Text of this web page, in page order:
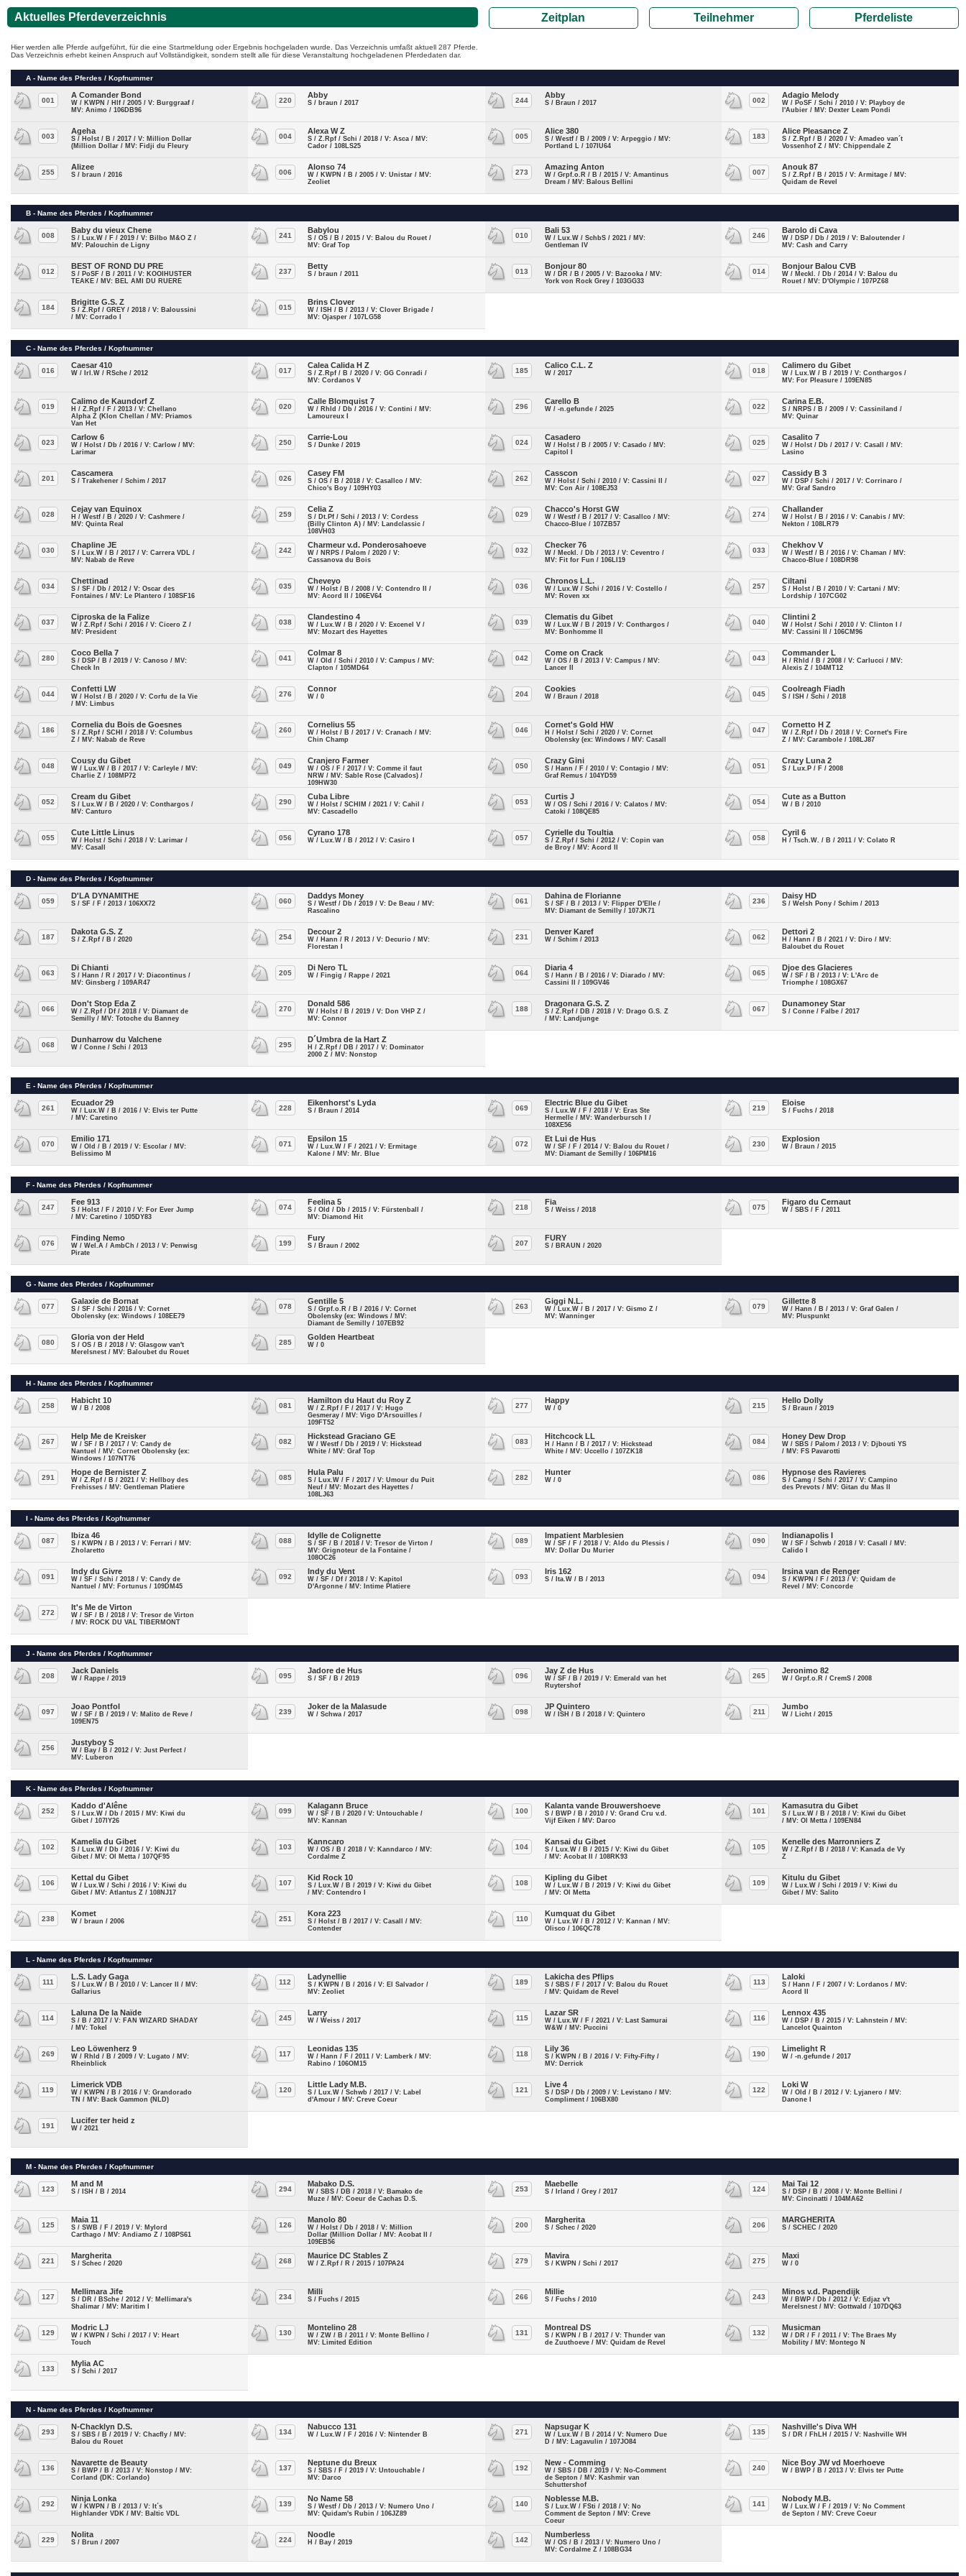
Aktuelles Pferdeverzeichnis Zeitplan Teilnehmer Pferdeliste
Hier werden alle Pferde aufgeführt, für die eine Startmeldung oder Ergebnis hochgeladen wurde. Das Verzeichnis umfaßt aktuell 287 Pferde.
Das Verzeichnis erhebt keinen Anspruch auf Vollständigkeit, sondern stellt alle für diese Veranstaltung hochgeladenen Pferdedaten dar.
A - Name des Pferdes / Kopfnummer
001
A Comander Bond
W / KWPN / Hlf / 2005 / V: Burggraaf /
MV: Animo / 106DB96
220
Abby
S / braun / 2017 244
Abby
S / Braun / 2017 002
Adagio Melody
W / PoSF / Schi / 2010 / V: Playboy de
l'Aubier / MV: Dexter Leam Pondi
003
Ageha
S / Holst / B / 2017 / V: Million Dollar
(Million Dollar / MV: Fidji du Fleury
004
Alexa W Z
S / Z.Rpf / Schi / 2018 / V: Asca / MV:
Cador / 108LS25
005
Alice 380
S / Westf / B / 2009 / V: Arpeggio / MV:
Portland L / 107IU64
183
Alice Pleasance Z
S / Z.Rpf / B / 2020 / V: Amadeo van´t
Vossenhof Z / MV: Chippendale Z
255
Alizee
S / braun / 2016 006
Alonso 74
W / KWPN / B / 2005 / V: Unistar / MV:
Zeoliet
273
Amazing Anton
W / Grpf.o.R / B / 2015 / V: Amantinus
Dream / MV: Balous Bellini
007
Anouk 87
S / Z.Rpf / B / 2015 / V: Armitage / MV:
Quidam de Revel
B - Name des Pferdes / Kopfnummer
008
Baby du vieux Chene
S / Lux.W / F / 2019 / V: Bilbo M&O Z /
MV: Palouchin de Ligny
241
Babylou
S / OS / B / 2015 / V: Balou du Rouet /
MV: Graf Top
010
Bali 53
W / Lux.W / SchbS / 2021 / MV:
Gentleman IV
246
Barolo di Cava
W / DSP / Db / 2019 / V: Baloutender /
MV: Cash and Carry
012
BEST OF ROND DU PRE
S / PoSF / B / 2011 / V: KOOIHUSTER
TEAKE / MV: BEL AMI DU RUERE
237
Betty
S / braun / 2011 013
Bonjour 80
W / DR / B / 2005 / V: Bazooka / MV:
York von Rock Grey / 103GG33
014
Bonjour Balou CVB
W / Meckl. / Db / 2014 / V: Balou du
Rouet / MV: D'Olympic / 107PZ68
184
Brigitte G.S. Z
S / Z.Rpf / GREY / 2018 / V: Baloussini
/ MV: Corrado I
015
Brins Clover
W / ISH / B / 2013 / V: Clover Brigade /
MV: Ojasper / 107LG58
C - Name des Pferdes / Kopfnummer
016
Caesar 410
W / Irl.W / RSche / 2012 017
Calea Calida H Z
S / Z.Rpf / B / 2020 / V: GG Conradi /
MV: Cordanos V
185
Calico C.L. Z
W / 2017 018
Calimero du Gibet
W / Lux.W / B / 2019 / V: Conthargos /
MV: For Pleasure / 109EN85
019
Calimo de Kaundorf Z
H / Z.Rpf / F / 2013 / V: Chellano
Alpha Z (Klon Chellan / MV: Priamos
Van Het
020
Calle Blomquist 7
W / Rhld / Db / 2016 / V: Contini / MV:
Lamoureux I
296
Carello B
W / -n.gefunde / 2025 022
Carina E.B.
S / NRPS / B / 2009 / V: Cassiniland /
MV: Quinar
023
Carlow 6
W / Holst / Db / 2016 / V: Carlow / MV:
Larimar
250
Carrie-Lou
S / Dunke / 2019 024
Casadero
W / Holst / B / 2005 / V: Casado / MV:
Capitol I
025
Casalito 7
W / Holst / Db / 2017 / V: Casall / MV:
Lasino
201
Cascamera
S / Trakehener / Schim / 2017 026
Casey FM
S / OS / B / 2018 / V: Casallco / MV:
Chico's Boy / 109HY03
262
Casscon
W / Holst / Schi / 2010 / V: Cassini II /
MV: Con Air / 108EJ53
027
Cassidy B 3
W / DSP / Schi / 2017 / V: Corrinaro /
MV: Graf Sandro
028
Cejay van Equinox
H / Westf / B / 2020 / V: Cashmere /
MV: Quinta Real
259
Celia Z
S / Dt.Pf / Schi / 2013 / V: Cordess
(Billy Clinton A) / MV: Landclassic /
108VH03
029
Chacco's Horst GW
W / Westf / B / 2017 / V: Casallco / MV:
Chacco-Blue / 107ZB57
274
Challander
W / Holst / B / 2016 / V: Canabis / MV:
Nekton / 108LR79
030
Chapline JE
S / Lux.W / B / 2017 / V: Carrera VDL /
MV: Nabab de Reve
242
Charmeur v.d. Ponderosahoeve
W / NRPS / Palom / 2020 / V:
Cassanova du Bois
032
Checker 76
W / Meckl. / Db / 2013 / V: Ceventro /
MV: Fit for Fun / 106LI19
033
Chekhov V
W / Westf / B / 2016 / V: Chaman / MV:
Chacco-Blue / 108DR98
034
Chettinad
S / SF / Db / 2012 / V: Oscar des
Fontaines / MV: Le Plantero / 108SF16
035
Cheveyo
W / Holst / B / 2008 / V: Contendro II /
MV: Acord II / 106EV64
036
Chronos L.L.
W / Lux.W / Schi / 2016 / V: Costello /
MV: Roven xx
257
Ciltani
S / Holst / B / 2010 / V: Cartani / MV:
Lordship / 107CG02
037
Ciproska de la Falize
W / Z.Rpf / Schi / 2016 / V: Cicero Z /
MV: President
038
Clandestino 4
W / Lux.W / B / 2020 / V: Excenel V /
MV: Mozart des Hayettes
039
Clematis du Gibet
W / Lux.W / B / 2019 / V: Conthargos /
MV: Bonhomme II
040
Clintini 2
W / Holst / Schi / 2010 / V: Clinton I /
MV: Cassini II / 106CM96
280
Coco Bella 7
S / DSP / B / 2019 / V: Canoso / MV:
Check In
041
Colmar 8
W / Old / Schi / 2010 / V: Campus / MV:
Clapton / 105MD64
042
Come on Crack
W / OS / B / 2013 / V: Campus / MV:
Lancer II
043
Commander L
H / Rhld / B / 2008 / V: Carlucci / MV:
Alexis Z / 104MT12
044
Confetti LW
W / Holst / B / 2020 / V: Corfu de la Vie
/ MV: Limbus
276
Connor
W / 0 204
Cookies
W / Braun / 2018 045
Coolreagh Fiadh
S / ISH / Schi / 2018
186
Cornelia du Bois de Goesnes
S / Z.Rpf / SCHI / 2018 / V: Columbus
Z / MV: Nabab de Reve
260
Cornelius 55
W / Holst / B / 2017 / V: Cranach / MV:
Chin Champ
046
Cornet's Gold HW
H / Holst / Schi / 2020 / V: Cornet
Obolensky (ex: Windows / MV: Casall
047
Cornetto H Z
W / Z.Rpf / Db / 2018 / V: Cornet's Fire
Z / MV: Carambole / 108LJ87
048
Cousy du Gibet
W / Lux.W / B / 2017 / V: Carleyle / MV:
Charlie Z / 108MP72
049
Cranjero Farmer
W / OS / F / 2017 / V: Comme il faut
NRW / MV: Sable Rose (Calvados) /
109HW30
050
Crazy Gini
S / Hann / F / 2010 / V: Contagio / MV:
Graf Remus / 104YD59
051
Crazy Luna 2
S / Lux.P / F / 2008
052
Cream du Gibet
S / Lux.W / B / 2020 / V: Conthargos /
MV: Canturo
290
Cuba Libre
W / Holst / SCHIM / 2021 / V: Cahil /
MV: Cascadello
053
Curtis J
W / OS / Schi / 2016 / V: Calatos / MV:
Catoki / 108QE85
054
Cute as a Button
W / B / 2010
055
Cute Little Linus
W / Holst / Schi / 2018 / V: Larimar /
MV: Casall
056
Cyrano 178
W / Lux.W / B / 2012 / V: Casiro I 057
Cyrielle du Toultia
S / Z.Rpf / Schi / 2012 / V: Copin van
de Broy / MV: Acord II
058
Cyril 6
H / Tsch.W. / B / 2011 / V: Colato R
D - Name des Pferdes / Kopfnummer
059
D'LA DYNAMITHE
S / SF / F / 2013 / 106XX72 060
Daddys Money
S / Westf / Db / 2019 / V: De Beau / MV:
Rascalino
061
Dahina de Florianne
S / SF / B / 2013 / V: Flipper D'Elle /
MV: Diamant de Semilly / 107JK71
236
Daisy HD
S / Welsh Pony / Schim / 2013
187
Dakota G.S. Z
S / Z.Rpf / B / 2020 254
Decour 2
W / Hann / R / 2013 / V: Decurio / MV:
Florestan I
231
Denver Karef
W / Schim / 2013 062
Dettori 2
H / Hann / B / 2021 / V: Diro / MV:
Baloubet du Rouet
063
Di Chianti
S / Hann / R / 2017 / V: Diacontinus /
MV: Ginsberg / 109AR47
205
Di Nero TL
W / Fingig / Rappe / 2021 064
Diaria 4
S / Hann / B / 2016 / V: Diarado / MV:
Cassini II / 109GV46
065
Djoe des Glacieres
W / SF / B / 2013 / V: L'Arc de
Triomphe / 108GX67
066
Don't Stop Eda Z
W / Z.Rpf / Df / 2018 / V: Diamant de
Semilly / MV: Totoche du Banney
270
Donald 586
W / Holst / B / 2019 / V: Don VHP Z /
MV: Connor
188
Dragonara G.S. Z
S / Z.Rpf / DB / 2018 / V: Drago G.S. Z
/ MV: Landjunge
067
Dunamoney Star
S / Conne / Falbe / 2017
068
Dunharrow du Valchene
W / Conne / Schi / 2013 295
D´Umbra de la Hart Z
H / Z.Rpf / DB / 2017 / V: Dominator
2000 Z / MV: Nonstop
E - Name des Pferdes / Kopfnummer
261
Ecuador 29
W / Lux.W / B / 2016 / V: Elvis ter Putte
/ MV: Caretino
228
Eikenhorst's Lyda
S / Braun / 2014 069
Electric Blue du Gibet
S / Lux.W / F / 2018 / V: Eras Ste
Hermelle / MV: Wanderbursch I /
108XE56
219
Eloise
S / Fuchs / 2018
070
Emilio 171
W / Old / B / 2019 / V: Escolar / MV:
Belissimo M
071
Epsilon 15
W / Lux.W / F / 2021 / V: Ermitage
Kalone / MV: Mr. Blue
072
Et Lui de Hus
W / SF / F / 2014 / V: Balou du Rouet /
MV: Diamant de Semilly / 106PM16
230
Explosion
W / Braun / 2015
F - Name des Pferdes / Kopfnummer
247
Fee 913
S / Holst / F / 2010 / V: For Ever Jump
/ MV: Caretino / 105DY83
074
Feelina 5
S / Old / Db / 2015 / V: Fürstenball /
MV: Diamond Hit
218
Fia
S / Weiss / 2018 075
Figaro du Cernaut
W / SBS / F / 2011
076
Finding Nemo
W / Wel.A / AmbCh / 2013 / V: Penwisg
Pirate
199
Fury
S / Braun / 2002 207
FURY
S / BRAUN / 2020
G - Name des Pferdes / Kopfnummer
077
Galaxie de Bornat
S / SF / Schi / 2016 / V: Cornet
Obolensky (ex: Windows / 108EE79
078
Gentille 5
S / Grpf.o.R / B / 2016 / V: Cornet
Obolensky (ex: Windows / MV:
Diamant de Semilly / 107EB92
263
Giggi N.L.
W / Lux.W / B / 2017 / V: Gismo Z /
MV: Wanninger
079
Gillette 8
W / Hann / B / 2013 / V: Graf Galen /
MV: Pluspunkt
080
Gloria von der Held
S / OS / B / 2018 / V: Glasgow van't
Merelsnest / MV: Baloubet du Rouet
285
Golden Heartbeat
W / 0
H - Name des Pferdes / Kopfnummer
258
Habicht 10
W / B / 2008 081
Hamilton du Haut du Roy Z
W / Z.Rpf / F / 2017 / V: Hugo
Gesmeray / MV: Vigo D'Arsouilles /
109FT52
277
Happy
W / 0 215
Hello Dolly
S / Braun / 2019
267
Help Me de Kreisker
W / SF / B / 2017 / V: Candy de
Nantuel / MV: Cornet Obolensky (ex:
Windows / 107NT76
082
Hickstead Graciano GE
W / Westf / Db / 2019 / V: Hickstead
White / MV: Graf Top
083
Hitchcock LL
H / Hann / B / 2017 / V: Hickstead
White / MV: Uccello / 107ZK18
084
Honey Dew Drop
W / SBS / Palom / 2013 / V: Djbouti YS
/ MV: FS Pavarotti
291
Hope de Bernister Z
W / Z.Rpf / B / 2021 / V: Hellboy des
Frehisses / MV: Gentleman Platiere
085
Hula Palu
S / Lux.W / F / 2017 / V: Umour du Puit
Neuf / MV: Mozart des Hayettes /
108LJ63
282
Hunter
W / 0 086
Hypnose des Ravieres
S / Camg / Schi / 2017 / V: Campino
des Prevots / MV: Gitan du Mas II
I - Name des Pferdes / Kopfnummer
087
Ibiza 46
S / KWPN / B / 2013 / V: Ferrari / MV:
Zholaretto
088
Idylle de Colignette
S / SF / B / 2018 / V: Tresor de Virton /
MV: Grignoteur de la Fontaine /
108OC26
089
Impatient Marblesien
W / SF / F / 2018 / V: Aldo du Plessis /
MV: Dollar Du Murier
090
Indianapolis I
W / SF / Schwb / 2018 / V: Casall / MV:
Calido I
091
Indy du Givre
W / SF / Schi / 2018 / V: Candy de
Nantuel / MV: Fortunus / 109DM45
092
Indy du Vent
W / SF / Df / 2018 / V: Kapitol
D'Argonne / MV: Intime Platiere
093
Iris 162
S / Ita.W / B / 2013 094
Irsina van de Renger
S / KWPN / F / 2013 / V: Quidam de
Revel / MV: Concorde
272
It's Me de Virton
W / SF / B / 2018 / V: Tresor de Virton
/ MV: ROCK DU VAL TIBERMONT
J - Name des Pferdes / Kopfnummer
208
Jack Daniels
W / Rappe / 2019 095
Jadore de Hus
S / SF / B / 2019 096
Jay Z de Hus
W / SF / B / 2019 / V: Emerald van het
Ruytershof
265
Jeronimo 82
W / Grpf.o.R / CremS / 2008
097
Joao Pontfol
W / SF / B / 2019 / V: Malito de Reve /
109EN75
239
Joker de la Malasude
W / Schwa / 2017 098
JP Quintero
W / ISH / B / 2018 / V: Quintero 211
Jumbo
W / Licht / 2015
256
Justyboy S
W / Bay / B / 2012 / V: Just Perfect /
MV: Luberon
K - Name des Pferdes / Kopfnummer
252
Kaddo d'Alêne
S / Lux.W / Db / 2015 / MV: Kiwi du
Gibet / 107IY26
099
Kalagann Bruce
W / SF / B / 2020 / V: Untouchable /
MV: Kannan
100
Kalanta vande Brouwershoeve
S / BWP / B / 2010 / V: Grand Cru v.d.
Vijf Eiken / MV: Darco
101
Kamasutra du Gibet
S / Lux.W / B / 2018 / V: Kiwi du Gibet
/ MV: Ol Metta / 109EN84
102
Kamelia du Gibet
S / Lux.W / Db / 2016 / V: Kiwi du
Gibet / MV: Ol Metta / 107QF95
103
Kanncaro
W / OS / B / 2018 / V: Kanndarco / MV:
Cordalme Z
104
Kansai du Gibet
S / Lux.W / B / 2015 / V: Kiwi du Gibet
/ MV: Acobat II / 108RK93
105
Kenelle des Marronniers Z
W / Z.Rpf / B / 2018 / V: Kanada de Vy
Z
106
Kettal du Gibet
W / Lux.W / Schi / 2016 / V: Kiwi du
Gibet / MV: Atlantus Z / 108NJ17
107
Kid Rock 10
S / Lux.W / B / 2019 / V: Kiwi du Gibet
/ MV: Contendro I
108
Kipling du Gibet
W / Lux.W / B / 2019 / V: Kiwi du Gibet
/ MV: Ol Metta
109
Kitulu du Gibet
W / Lux.W / Schi / 2019 / V: Kiwi du
Gibet / MV: Salito
238
Komet
W / braun / 2006 251
Kora 223
S / Holst / B / 2017 / V: Casall / MV:
Contender
110
Kumquat du Gibet
W / Lux.W / B / 2012 / V: Kannan / MV:
Olisco / 106QC78
L - Name des Pferdes / Kopfnummer
111
L.S. Lady Gaga
S / Lux.W / B / 2010 / V: Lancer II / MV:
Gallarius
112
Ladynellie
S / KWPN / B / 2016 / V: El Salvador /
MV: Zeoliet
189
Lakicha des Pflips
S / SBS / F / 2017 / V: Balou du Rouet
/ MV: Quidam de Revel
113
Laloki
S / Hann / F / 2007 / V: Lordanos / MV:
Acord II
114
Laluna De la Naïde
S / B / 2017 / V: FAN WIZARD SHADAY
/ MV: Tokel
245
Larry
W / Weiss / 2017 115
Lazar SR
W / Lux.W / F / 2021 / V: Last Samurai
W&W / MV: Puccini
116
Lennox 435
W / DSP / B / 2015 / V: Lahnstein / MV:
Lancelot Quainton
269
Leo Löwenherz 9
W / Rhld / B / 2009 / V: Lugato / MV:
Rheinblick
117
Leonidas 135
W / Hann / F / 2011 / V: Lamberk / MV:
Rabino / 106OM15
118
Lily 36
S / KWPN / B / 2016 / V: Fifty-Fifty /
MV: Derrick
190
Limelight R
W / -n.gefunde / 2017
119
Limerick VDB
W / KWPN / B / 2016 / V: Grandorado
TN / MV: Back Gammon (NLD)
120
Little Lady M.B.
S / Lux.W / Schwb / 2017 / V: Label
d'Amour / MV: Creve Coeur
121
Live 4
S / DSP / Db / 2009 / V: Levistano / MV:
Compliment / 106BX80
122
Loki W
W / Old / B / 2012 / V: Lyjanero / MV:
Danone I
191
Lucifer ter heid z
W / 2021
M - Name des Pferdes / Kopfnummer
123
M and M
S / ISH / B / 2014 294
Mabako D.S.
W / SBS / DB / 2018 / V: Bamako de
Muze / MV: Coeur de Cachas D.S.
253
Maebelle
S / Irland / Grey / 2017 124
Mai Tai 12
S / DSP / B / 2008 / V: Monte Bellini /
MV: Cincinatti / 104MA62
125
Maia 11
S / SWB / F / 2019 / V: Mylord
Carthago / MV: Andiamo Z / 108PS61
126
Manolo 80
W / Holst / Db / 2018 / V: Million
Dollar (Million Dollar / MV: Acobat II /
109EB56
200
Margherita
S / Schec / 2020 206
MARGHERITA
S / SCHEC / 2020
221
Margherita
S / Schec / 2020 268
Maurice DC Stables Z
W / Z.Rpf / R / 2015 / 107PA24 279
Mavira
S / KWPN / Schi / 2017 275
Maxi
W / 0
127
Mellimara Jife
S / DR / BSche / 2012 / V: Mellimara's
Shalimar / MV: Maritim I
234
Milli
S / Fuchs / 2015 266
Millie
S / Fuchs / 2010 243
Minos v.d. Papendijk
W / BWP / Db / 2012 / V: Edjaz v't
Merelsnest / MV: Gottwald / 107DQ63
129
Modric LJ
W / KWPN / Schi / 2017 / V: Heart
Touch
130
Montelino 28
W / ZW / B / 2011 / V: Monte Bellino /
MV: Limited Edition
131
Montreal DS
S / KWPN / B / 2017 / V: Thunder van
de Zuuthoeve / MV: Quidam de Revel
132
Musicman
W / DR / F / 2011 / V: The Braes My
Mobility / MV: Montego N
133
Mylia AC
S / Schi / 2017
N - Name des Pferdes / Kopfnummer
293
N-Chacklyn D.S.
S / SBS / B / 2019 / V: Chacfly / MV:
Balou du Rouet
134
Nabucco 131
W / Lux.W / F / 2016 / V: Nintender B 271
Napsugar K
W / Lux.W / B / 2014 / V: Numero Due
D / MV: Lagavulin / 107JO84
135
Nashville's Diva WH
S / DR / FhLH / 2015 / V: Nashville WH
136
Navarette de Beauty
S / BWP / B / 2013 / V: Nonstop / MV:
Corland (DK: Corlando)
137
Neptune du Breux
S / SBS / F / 2019 / V: Untouchable /
MV: Darco
192
New - Comming
W / SBS / DB / 2019 / V: No-Comment
de Septon / MV: Kashmir van
Schuttershof
240
Nice Boy JW vd Moerhoeve
W / BWP / B / 2013 / V: Elvis ter Putte
292
Ninja Lonka
W / KWPN / B / 2013 / V: It´s
Highlander VDK / MV: Baltic VDL
139
No Name 58
S / Westf / Db / 2013 / V: Numero Uno /
MV: Quidam's Rubin / 106JZ89
140
Noblesse M.B.
S / Lux.W / FSti / 2018 / V: No
Comment de Septon / MV: Creve
Coeur
141
Nobody M.B.
W / Lux.W / F / 2019 / V: No Comment
de Septon / MV: Creve Coeur
229
Nolita
S / Brun / 2007 224
Noodle
H / Bay / 2019 142
Numberless
W / OS / B / 2013 / V: Numero Uno /
MV: Cordalme Z / 108BG34